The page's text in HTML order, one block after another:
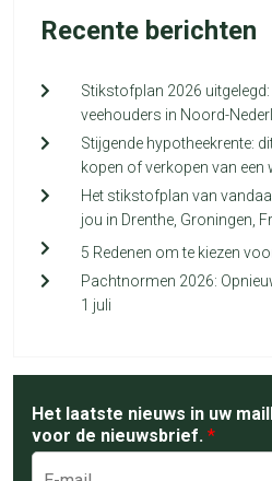
Recente berichten
Stikstofplan 2026
veehouders in Noord-
Stijgende hypotheekrente:
kopen of verkopen van een
Het stikstofplan van
jou in Drenthe, Groningen,
5 Redenen om te kiezen
Pachtnormen 2026:
1 juli
Het laatste nieuws in uw
voor de nieuwsbrief. *